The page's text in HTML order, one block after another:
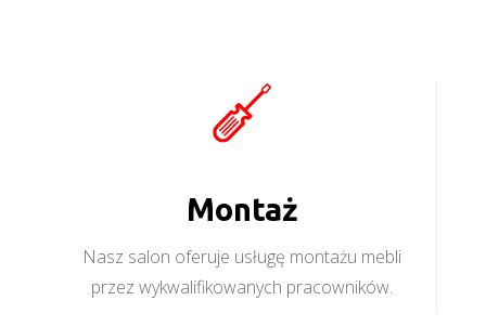
Montaż
Nasz salon oferuje usługę montażu mebli
przez wykwalifikowanych pracowników.